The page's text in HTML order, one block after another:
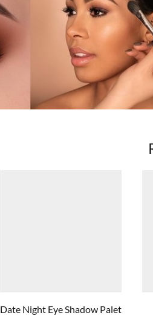
Date Night Eye Shadow Palette